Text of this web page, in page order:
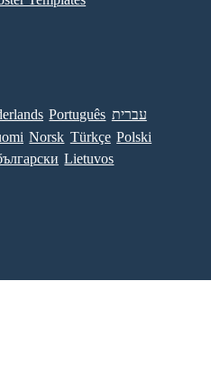
Português עברית
Norsk Türkçe Polski
Lietuvos